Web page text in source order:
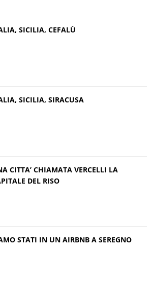
SICILIA, CEFALÙ
SICILIA, SIRACUSA
CITTA’ CHIAMATA VERCELLI LA
DEL RISO
STATI IN UN AIRBNB A SEREGNO